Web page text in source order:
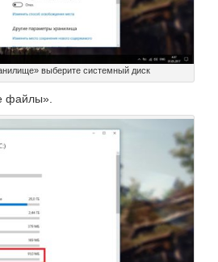
выберите системный диск
файлы».